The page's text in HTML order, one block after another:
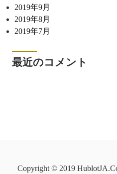
2019年9月
2019年8月
2019年7月
最近のコメント
Copyright © 2019